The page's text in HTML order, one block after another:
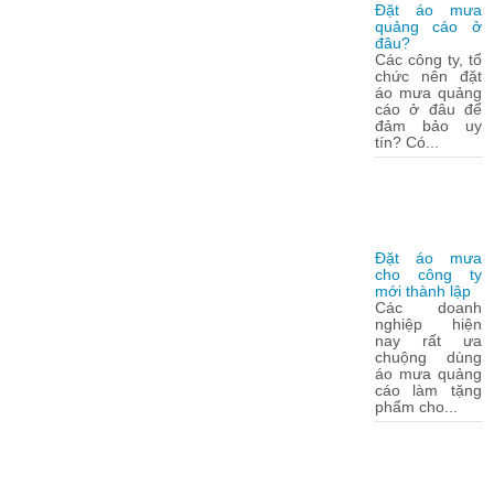
Đặt áo mưa
quảng cáo ở
đâu?
Các công ty, tổ
chức nên đặt
áo mưa quảng
cáo ở đâu để
đảm bảo uy
tín? Có...
Đặt áo mưa
cho công ty
mới thành lập
Các doanh
nghiệp hiện
nay rất ưa
chuộng dùng
áo mưa quảng
cáo làm tặng
phẩm cho...